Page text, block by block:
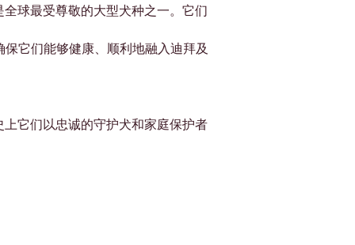
球最受尊敬的大型犬种之一。它们
它们能够健康、顺利地融入迪拜及
它们以忠诚的守护犬和家庭保护者